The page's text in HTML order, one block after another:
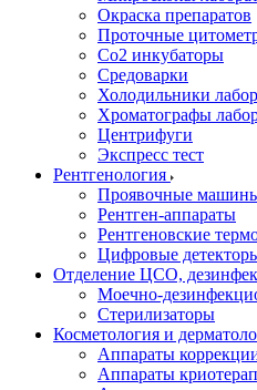
Окраска препаратов
Проточные
Со2 инкубаторы
Средоварки
Холодильники
Хроматографы
Центрифуги
Экспресс тест
Рентгенология
Проявочные
Рентген-аппараты
Рентгеновские
Цифровые
Отделение ЦСО,
Моечно-
Стерилизаторы
Косметология и
Аппараты
Аппараты